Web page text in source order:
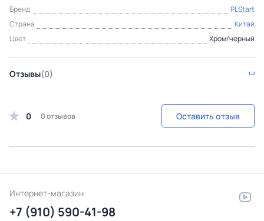
Бренд
PLStart
Страна
Китай
Цвет
Хром/черный
Отзывы(0)
0 0 отзывов Оставить отзыв
Интернет-магазин
+7 (910) 590-41-98